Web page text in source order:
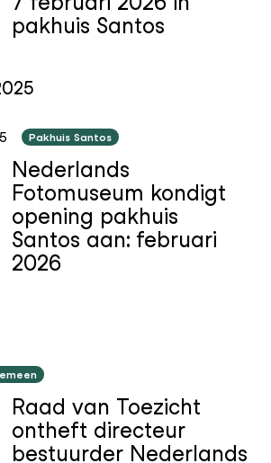
pakhuis Santos
Pakhuis Santos
Nederlands
Fotomuseum kondigt
opening pakhuis
Santos aan: februari
2026
Raad van Toezicht
ontheft directeur
bestuurder Nederlands